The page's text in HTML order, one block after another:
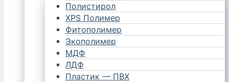
Полистирол
XPS Полимер
Фитополимер
Экополимер
МДФ
ЛДФ
Пластик — ПВХ